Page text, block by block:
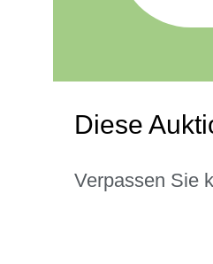
Diese
Verpassen Sie